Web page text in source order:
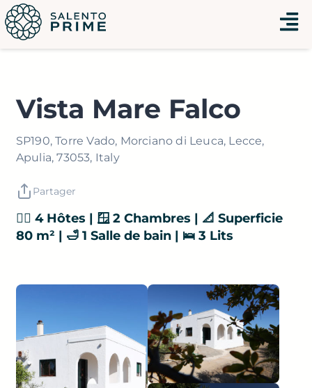
Aller
au
contenu
Menu
Vista Mare Falco
SP190, Torre Vado, Morciano di Leuca, Lecce,
Apulia, 73053, Italy
Partager
👯‍♂️ 4 Hôtes | 🪟 2 Chambres | 📐 Superficie
80 m² | 🛁 1 Salle de bain | 🛌 3 Lits